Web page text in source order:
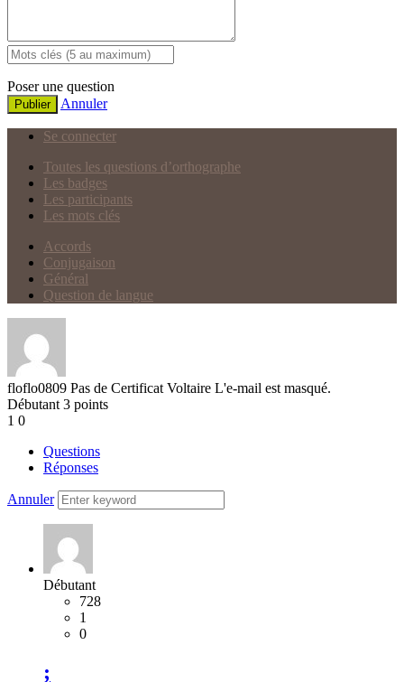
Poser une question
Publier Annuler
Se connecter
Toutes les questions d’orthographe
Les badges
Les participants
Les mots clés
Accords
Conjugaison
Général
Question de langue
floflo0809 Pas de Certificat Voltaire L'e-mail est masqué.
Débutant 3 points
1 0
Questions
Réponses
Annuler
Débutant
728
1
0
;